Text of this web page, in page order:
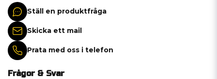
Ställ en produktfråga
Skicka ett mail
Prata med oss i telefon
Frågor & Svar